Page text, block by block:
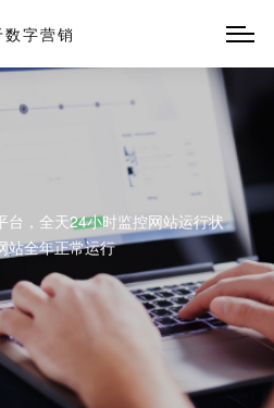
数字营销
台，全天24小时监控网站运行状
站全年正常运行